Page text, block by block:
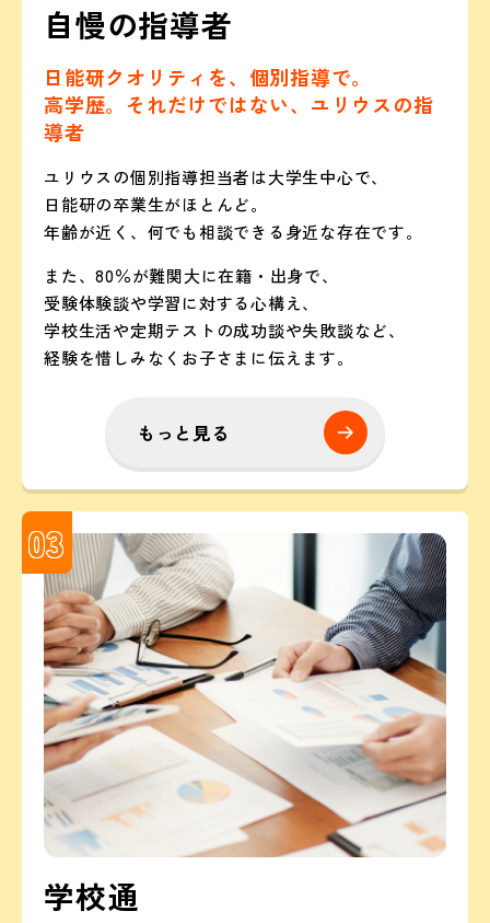
自慢の指導者
日能研クオリティを、個別指導で。
高学歴。それだけではない、ユリウスの指
導者
ユリウスの個別指導担当者は大学生中心で、
日能研の卒業生がほとんど。
年齢が近く、何でも相談できる身近な存在です。
また、80％が難関大に在籍・出身で、
受験体験談や学習に対する心構え、
学校生活や定期テストの成功談や失敗談など、
経験を惜しみなくお子さまに伝えます。
もっと見る
03
学校通